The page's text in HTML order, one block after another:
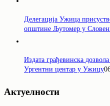
Делегација Ужица
општине Љутомер у
Издата грађевинска
Ургентни центар у Ужицу
Актуелности